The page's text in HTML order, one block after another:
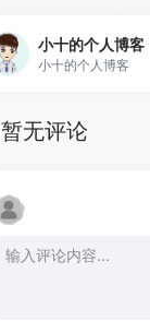
小十的个人博客
小十的个人博客
暂无评论